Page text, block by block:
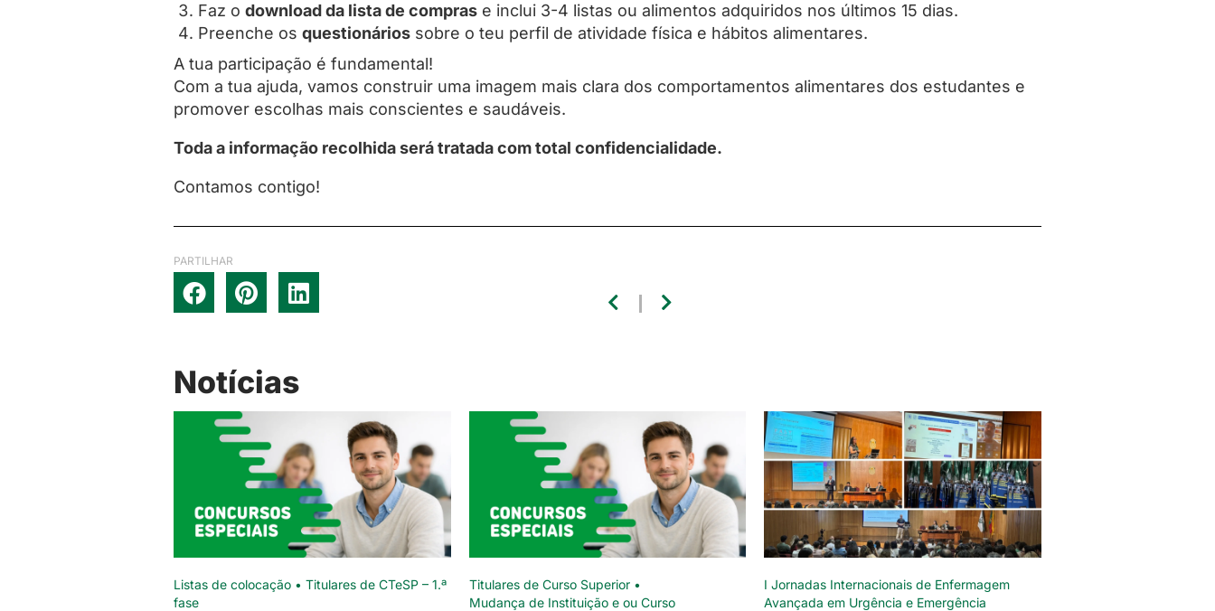
Faz o download da lista de compras e inclui 3-4 listas ou alimentos adquiridos nos últimos 15 dias.
Preenche os questionários sobre o teu perfil de atividade física e hábitos alimentares.
A tua participação é fundamental!
Com a tua ajuda, vamos construir uma imagem mais clara dos comportamentos alimentares dos estudantes e
promover escolhas mais conscientes e saudáveis.
Toda a informação recolhida será tratada com total confidencialidade.
Contamos contigo!
PARTILHAR
Notícias
Listas de colocação • Titulares de CTeSP – 1.ª
fase
Titulares de Curso Superior •
Mudança de Instituição e ou Curso
I Jornadas Internacionais de Enfermagem
Avançada em Urgência e Emergência